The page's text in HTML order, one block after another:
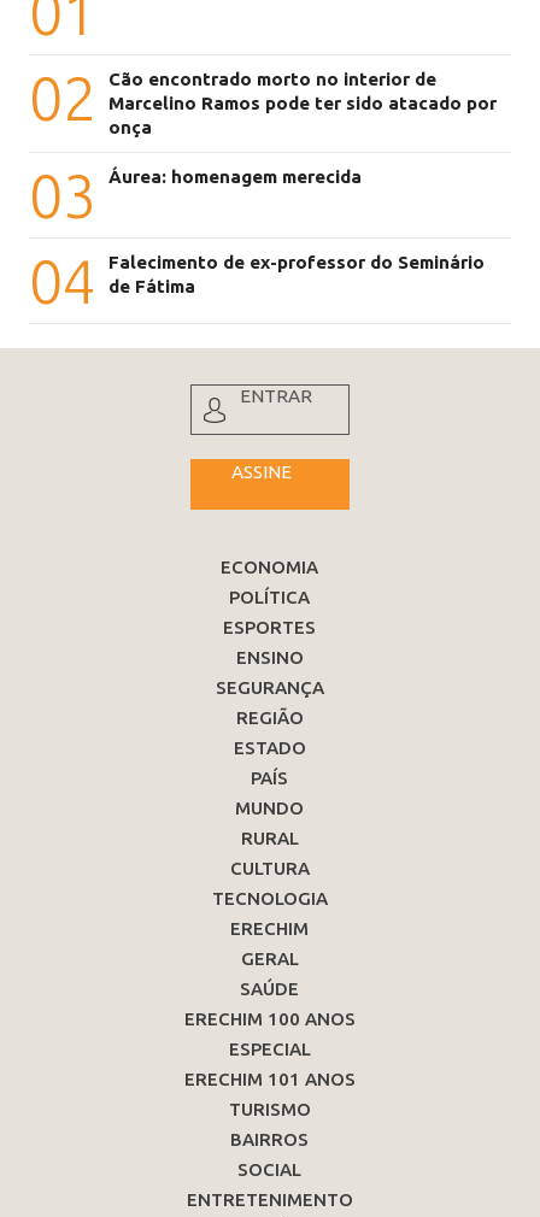
02
Cão encontrado morto no interior de
Marcelino Ramos pode ter sido atacado por
onça
03 Áurea: homenagem merecida
04
Falecimento de ex-professor do Seminário
de Fátima
ENTRAR
ASSINE
ECONOMIA
POLÍTICA
ESPORTES
ENSINO
SEGURANÇA
REGIÃO
ESTADO
PAÍS
MUNDO
RURAL
CULTURA
TECNOLOGIA
ERECHIM
GERAL
SAÚDE
ERECHIM 100 ANOS
ESPECIAL
ERECHIM 101 ANOS
TURISMO
BAIRROS
SOCIAL
ENTRETENIMENTO